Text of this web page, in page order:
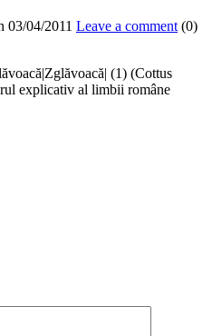
03/04/2011 Leave a comment (0)
(1) (Cottus
explicativ al limbii române